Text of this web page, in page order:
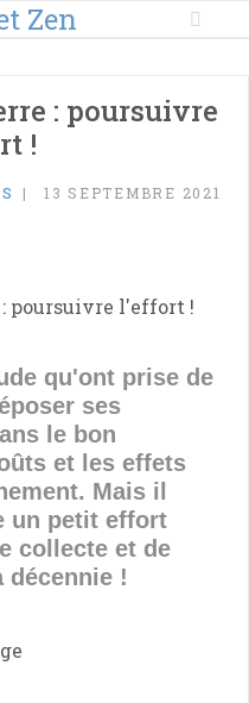
: poursuivre
!
13 SEPTEMBRE 2021
qu'ont prise de
ses
le bon
et les effets
Mais il
un petit effort
collecte et de
décennie !